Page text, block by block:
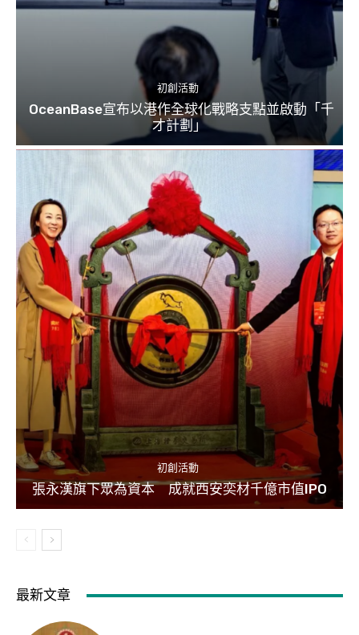
初創活動
OceanBase宣布以港作全球化戰略支點並啟動「千
才計劃」
初創活動
張永漢旗下眾為資本 成就西安奕材千億市值IPO
最新文章